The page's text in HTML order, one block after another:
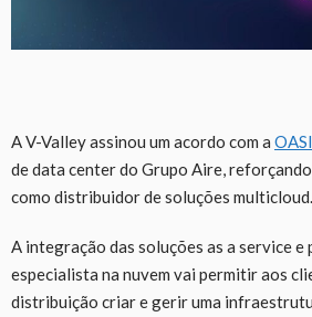
A V-Valleyassinou um acordo com a
de data center do Grupo Aire,
como distribuidor de soluções multicloud.
A integração das soluções as a service
especialista na nuvem vai permitir aos
distribuição criar e gerir uma